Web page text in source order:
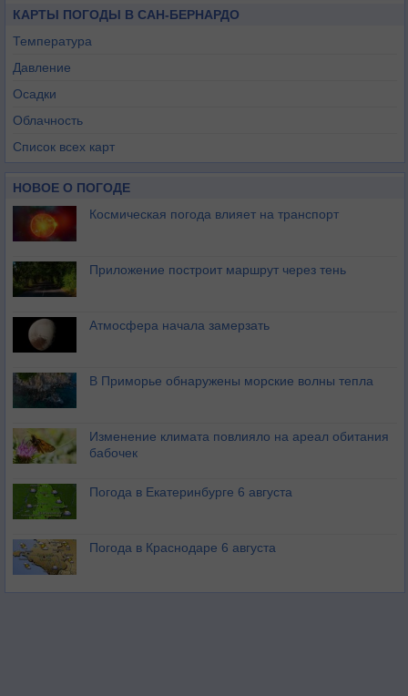
КАРТЫ ПОГОДЫ В САН-БЕРНАРДО
Температура
Давление
Осадки
Облачность
Список всех карт
НОВОЕ О ПОГОДЕ
Космическая погода влияет на транспорт
Приложение построит маршрут через тень
Атмосфера начала замерзать
В Приморье обнаружены морские волны тепла
Изменение климата повлияло на ареал обитания
бабочек
Погода в Екатеринбурге 6 августа
Погода в Краснодаре 6 августа